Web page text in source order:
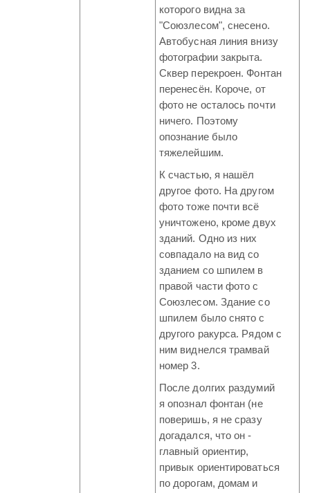
которого видна за
"Союзлесом", снесено.
Автобусная линия внизу
фотографии закрыта.
Сквер перекроен. Фонтан
перенесён. Короче, от
фото не осталось почти
ничего. Поэтому
опознание было
тяжелейшим.
К счастью, я нашёл
другое фото. На другом
фото тоже почти всё
уничтожено, кроме двух
зданий. Одно из них
совпадало на вид со
зданием со шпилем в
правой части фото с
Союзлесом. Здание со
шпилем было снято с
другого ракурса. Рядом с
ним виднелся трамвай
номер 3.
После долгих раздумий
я опознал фонтан (не
поверишь, я не сразу
догадался, что он -
главный ориентир,
привык ориентироваться
по дорогам, домам и